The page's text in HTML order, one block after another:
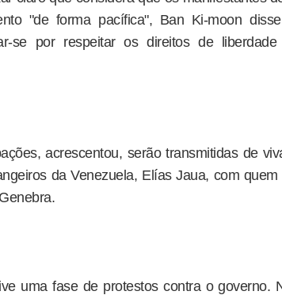
"de forma pacífica", Ban Ki-moon
se por respeitar os direitos de
acrescentou, serão transmitidas de
da Venezuela, Elías Jaua, com
uma fase de protestos contra o governo.